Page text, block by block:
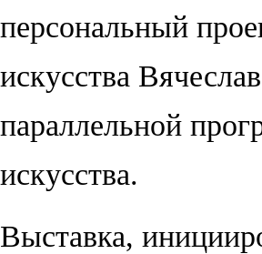
персональный
искусства
параллельной
искусства.
Выставка,